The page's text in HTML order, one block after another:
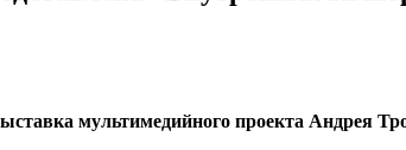
мультимедийного проекта Андрея